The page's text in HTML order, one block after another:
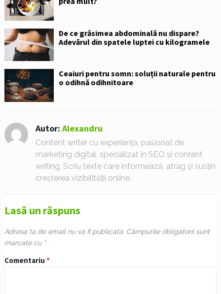
De ce grăsimea abdominală nu dispare?
Adevărul din spatele luptei cu kilogramele
Ceaiuri pentru somn: soluții naturale pentru
o odihnă odihnitoare
Autor: Alexandru
Content writer cu experiență, pasionat de
marketing digital, specializat în SEO și content
writing. Scriu texte care informează, atrag și susțin
creșterea vizibilității online.
Lasă un răspuns
Adresa ta de email nu va fi publicată. Câmpurile obligatorii sunt
marcate cu *
Comentariu *